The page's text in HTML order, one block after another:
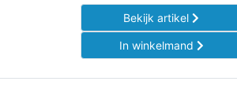
Bekijk artikel
In winkelmand